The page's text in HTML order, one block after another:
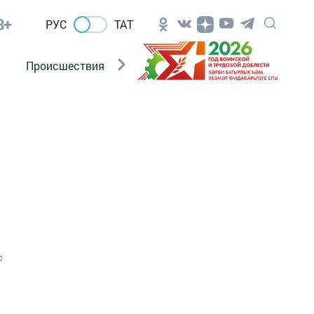
РУС ТАТ
Происшествия Новости Госавтоинспекции